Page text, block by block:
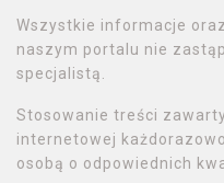
Wszystkie informacje
naszym portalu nie
specjalistą.
Stosowanie treści
internetowej
osobą o odpowiednich